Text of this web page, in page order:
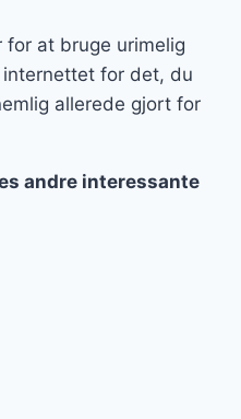
at bruge urimelig
for det, du
allerede gjort for
andre interessante